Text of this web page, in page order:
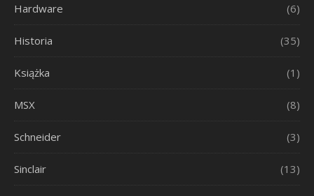
Hardware (6)
Historia (35)
Książka (1)
MSX (8)
Schneider (3)
Sinclair (13)